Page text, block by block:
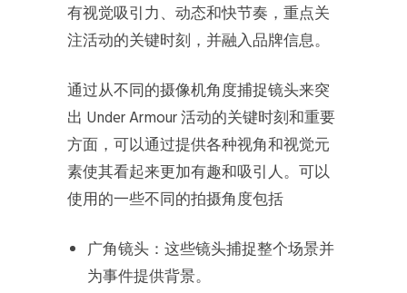
有视觉吸引力、动态和快节奏，重点关
注活动的关键时刻，并融入品牌信息。
通过从不同的摄像机角度捕捉镜头来突
出 Under Armour 活动的关键时刻和重要
方面，可以通过提供各种视角和视觉元
素使其看起来更加有趣和吸引人。可以
使用的一些不同的拍摄角度包括
广角镜头：这些镜头捕捉整个场景并
为事件提供背景。